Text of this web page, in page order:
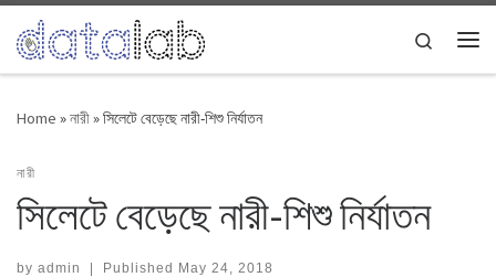
Skip to content
Search
Home »নারী»সিলেটে বেড়েছে নারী-শিশু নির্যাতন
নারী
সিলেটে বেড়েছে নারী-শিশু নির্যাতন
by admin | Published May 24, 2018